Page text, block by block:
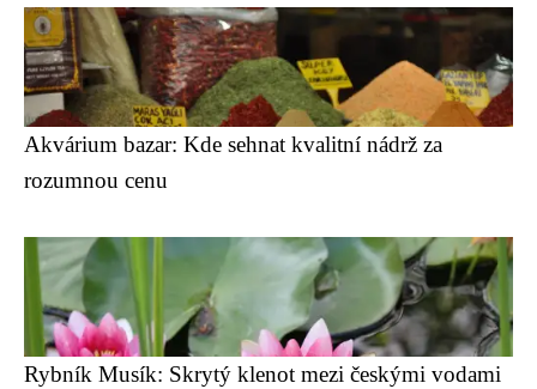
Akvárium bazar: Kde sehnat kvalitní nádrž za
rozumnou cenu
Rybník Musík: Skrytý klenot mezi českými vodami